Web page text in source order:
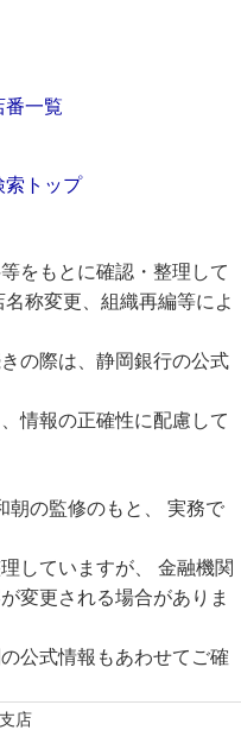
番一覧
索トップ
をもとに確認・整理して
称変更、組織再編等によ
の際は、静岡銀行の公式
情報の正確性に配慮して
朝の監修のもと、 実務で
していますが、 金融機関
変更される場合がありま
公式情報もあわせてご確
店